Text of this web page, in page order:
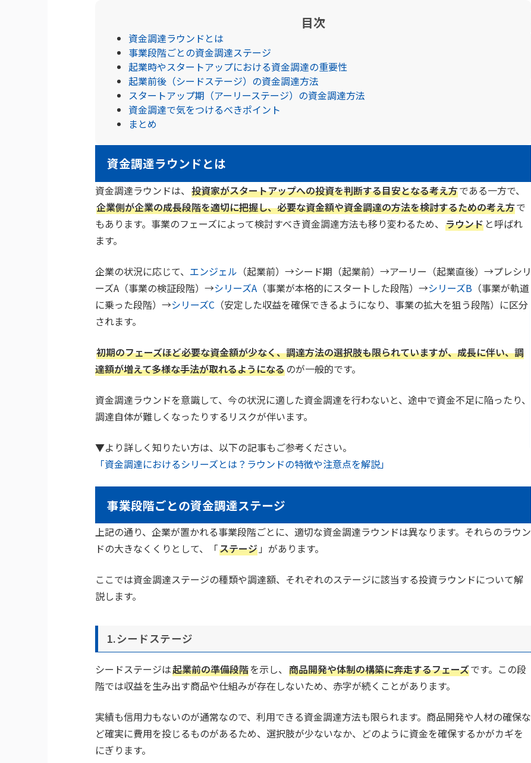
目次
資金調達ラウンドとは
事業段階ごとの資金調達ステージ
起業時やスタートアップにおける資金調達の重要性
起業前後（シードステージ）の資金調達方法
スタートアップ期（アーリーステージ）の資金調達方法
資金調達で気をつけるべきポイント
まとめ
資金調達ラウンドとは
資金調達ラウンドは、 投資家がスタートアップへの投資を判断する目安となる考え方である一方で、
企業側が企業の成長段階を適切に把握し、必要な資金額や資金調達の方法を検討するための考え方で
もあります。事業のフェーズによって検討すべき資金調達方法も移り変わるため、 ラウンド と呼ばれ
ます。
企業の状況に応じて、 エンジェル （起業前）→シード期（起業前）→アーリー（起業直後）→プレシリ
ーズA（事業の検証段階）→シリーズA （事業が本格的にスタートした段階）→シリーズB （事業が軌道
に乗った段階）→シリーズC （安定した収益を確保できるようになり、事業の拡大を狙う段階）に区分
されます。
初期のフェーズほど必要な資金額が少なく、調達方法の選択肢も限られていますが、成長に伴い、調
達額が増えて多様な手法が取れるようになるのが一般的です。
資金調達ラウンドを意識して、今の状況に適した資金調達を行わないと、途中で資金不足に陥ったり、
調達自体が難しくなったりするリスクが伴います。
▼より詳しく知りたい方は、以下の記事もご参考ください。
「資金調達におけるシリーズとは？ラウンドの特徴や注意点を解説」
事業段階ごとの資金調達ステージ
上記の通り、企業が置かれる事業段階ごとに、適切な資金調達ラウンドは異なります。それらのラウン
ドの大きなくくりとして、「ステージ 」があります。
ここでは資金調達ステージの種類や調達額、それぞれのステージに該当する投資ラウンドについて解
説します。
1.シードステージ
シードステージは起業前の準備段階を示し、 商品開発や体制の構築に奔走するフェーズです。この段
階では収益を生み出す商品や仕組みが存在しないため、赤字が続くことがあります。
実績も信用力もないのが通常なので、利用できる資金調達方法も限られます。商品開発や人材の確保な
ど確実に費用を投じるものがあるため、選択肢が少ないなか、どのように資金を確保するかがカギを
にぎります。